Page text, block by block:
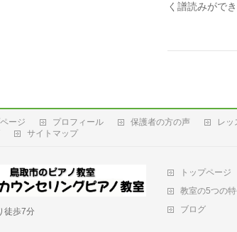
く譜読みがで
ージ プロフィール 保護者の方の声 レッ
サイトマップ
徒歩7分
トップページ
教室の5つの
ブログ